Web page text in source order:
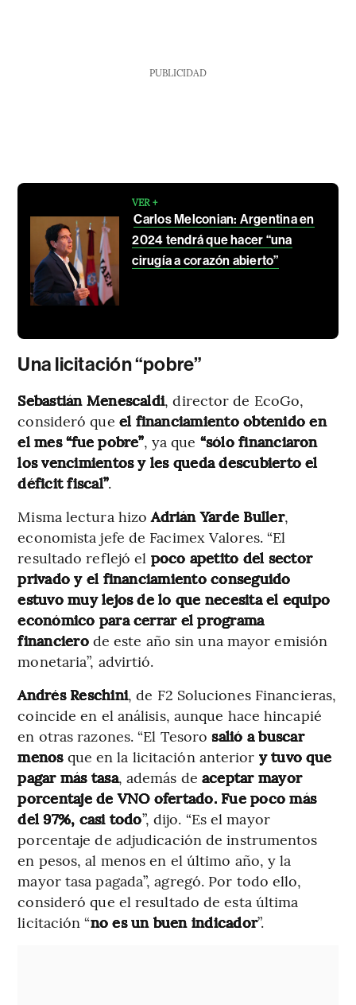
PUBLICIDAD
VER +
Carlos Melconian: Argentina en
2024 tendrá que hacer “una
cirugía a corazón abierto”
Una licitación “pobre”
Sebastián Menescaldi, director de EcoGo,
consideró que el financiamiento obtenido en
el mes “fue pobre”, ya que “sólo financiaron
los vencimientos y les queda descubierto el
déficit fiscal”.
Misma lectura hizoAdrián Yarde Buller,
economista jefe de Facimex Valores. “El
resultado reflejó el poco apetito del sector
privado y el financiamiento conseguido
estuvo muy lejos de lo que necesita el equipo
económico para cerrar el programa
financierode este año sin una mayor emisión
monetaria”, advirtió.
Andrés Reschini, de F2 Soluciones Financieras,
coincide en el análisis, aunque hace hincapié
en otras razones. “El Tesoro salió a buscar
menosque en la licitación anterior y tuvo que
pagar más tasa, además de aceptar mayor
porcentaje de VNO ofertado. Fue poco más
del 97%, casi todo”, dijo. “Es el mayor
porcentaje de adjudicación de instrumentos
en pesos, al menos en el último año, y la
mayor tasa pagada”, agregó. Por todo ello,
consideró que el resultado de esta última
licitación “no es un buen indicador”.